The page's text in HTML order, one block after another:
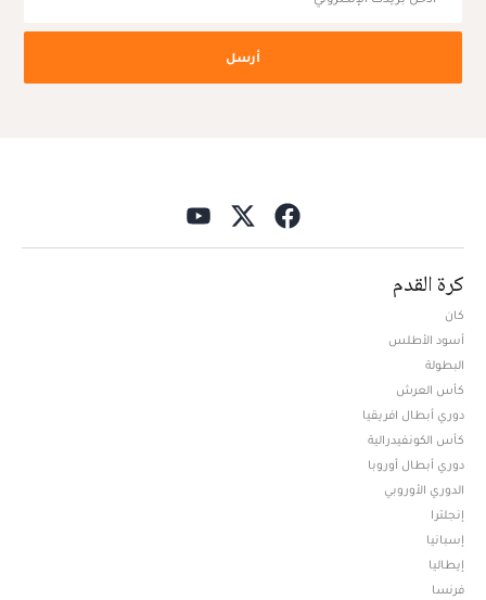
أرسل
كرة القدم
كان
أسود الأطلس
البطولة
كأس العرش
دوري أبطال افريقيا
كأس الكونفيدرالية
دوري أبطال أوروبا
الدوري الأوروبي
إنجلترا
إسبانيا
إيطاليا
فرنسا